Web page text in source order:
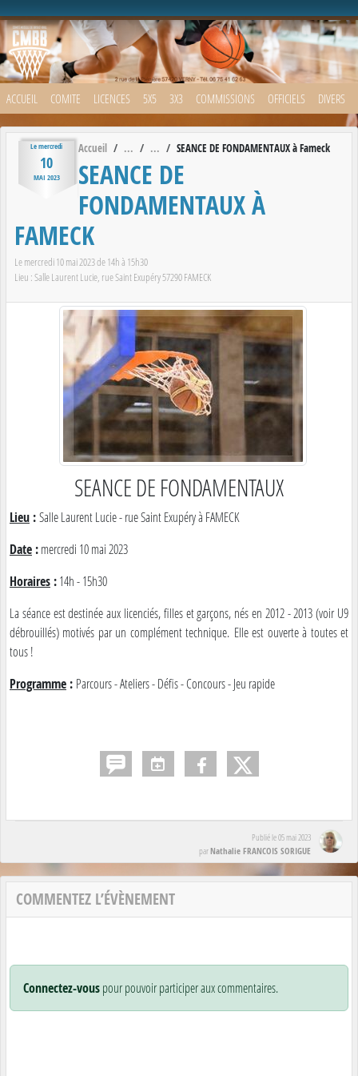
ACCUEIL COMITE LICENCES 5X5 3X3 COMMISSIONS OFFICIELS DIVERS
Lemercredi
10
MAI 2023
Accueil SEANCE DE FONDAMENTAUX à Fameck
SEANCE DE
FONDAMENTAUX À
FAMECK
Lemercredi10mai2023de 14h à 15h30
Lieu :Salle Laurent Lucie, rue Saint Exupéry57290FAMECK
SEANCE DE FONDAMENTAUX
Lieu :Salle Laurent Lucie - rue Saint Exupéry à FAMECK
Date :mercredi 10 mai 2023
Horaires :14h - 15h30
La séance est destinée aux licenciés, filles et garçons, nés en 2012 - 2013 (voir U9
débrouillés) motivés par un complément technique. Elle est ouverte à toutes et
tous !
Programme : Parcours - Ateliers - Défis - Concours - Jeu rapide
Publié le05 mai 2023
parNathalie FRANCOIS SORIGUE
COMMENTEZ L’ÉVÈNEMENT
Connectez-vouspour pouvoir participer aux commentaires.